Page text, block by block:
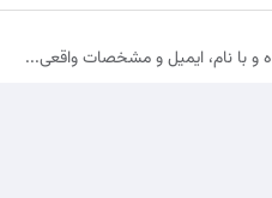
با نام، ایمیل و مشخصات واقعی...